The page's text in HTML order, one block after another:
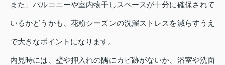
また、バルコニーや室内物干しスペースが十分に確保されて
いるかどうかも、花粉シーズンの洗濯ストレスを減らすうえ
で大きなポイントになります。
内見時には、壁や押入れの隅にカビ跡がないか、浴室や洗面